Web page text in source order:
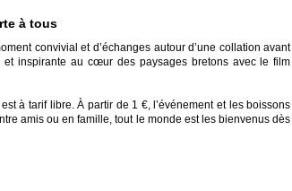
à tous
convivial et d’échanges autour d’une collation avant
et inspirante au cœur des paysages bretons avec le film
à tarif libre. À partir de 1 €, l’événement et les boissons
amis ou en famille, tout le monde est les bienvenus dès